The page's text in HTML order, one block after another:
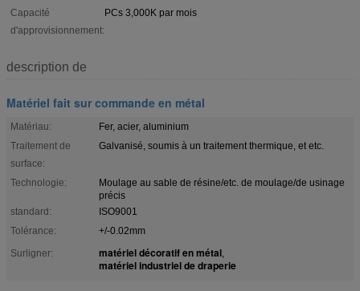
Capacité
d'approvisionnement:
PCs 3,000K par mois
description de
Matériel fait sur commande en métal
Matériau:
Fer, acier, aluminium
Traitement de
surface:
Galvanisé, soumis à un traitement thermique, et etc.
Technologie:
Moulage au sable de résine/etc. de moulage/de usinage
précis
standard:
ISO9001
Tolérance:
+/-0.02mm
Surligner:
matériel décoratif en métal,
matériel industriel de draperie